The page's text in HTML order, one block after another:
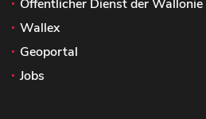
Öffentlicher Dienst der Wallonie
Wallex
Geoportal
Jobs